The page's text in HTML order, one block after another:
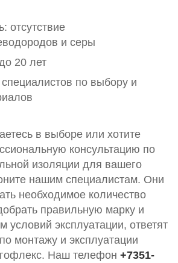
отсутствие
и серы
20 лет
специалистов по выбору и
в выборе или хотите
консультацию по
изоляции для вашего
нашим специалистам. Они
необходимое количество
правильную марку и
условий эксплуатации, ответят
монтажу и эксплуатации
Наш телефон +7351-